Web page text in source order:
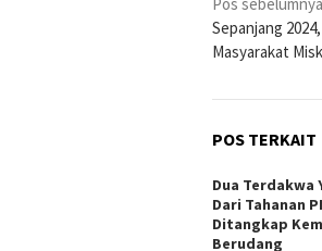
pos
Sepanjang
Masyarakat
POS TERKAIT
Dua Terdakwa
Dari Tahanan
Ditangkap
Berudang